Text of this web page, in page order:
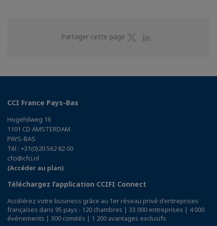
Partager cette page
Partager
CCI France Pays-Bas
Hogehilweg 16
1101 CD AMSTERDAM
PAYS-BAS
Tél : +31(0)20 562 82 00
cfci@cfci.nl
(Accéder au plan)
Téléchargez l’application CCIFI Connect
Accélérez votre business grâce au 1er réseau privé d'entreprises
françaises dans 95 pays : 120 chambres | 33 000 entreprises | 4 000
événements | 300 comités | 1 200 avantages exclusifs